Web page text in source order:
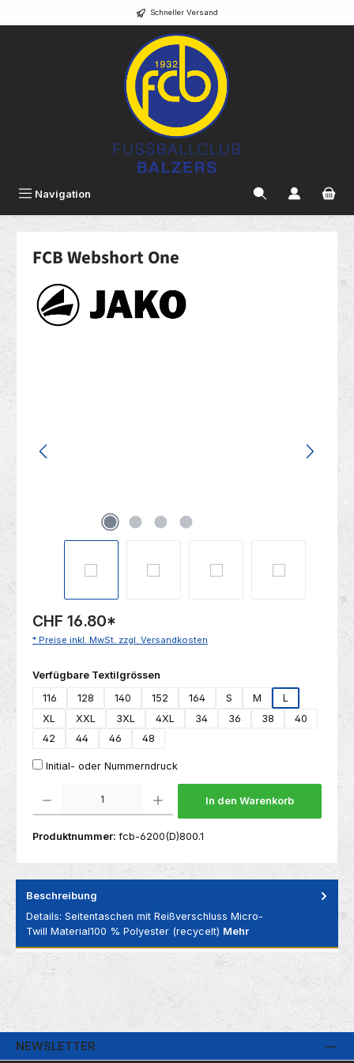
Schneller Versand
Navigation
FCB Webshort One
CHF 16.80*
* Preise inkl. MwSt. zzgl. Versandkosten
Verfügbare Textilgrössen
116
128 140 152 164 S M
L
XL
XXL 3XL 4XL 34 36 38
40
42
44 46 48
Initial- oder Nummerndruck
Produkt Anzahl: Gib den gewünschten Wert ein oder benutze die Schaltflächen um
In den Warenkorb
Produktnummer: fcb-6200(D)800.1
Beschreibung
Details: Seitentaschen mit Reißverschluss Micro-
Twill Material100 % Polyester (recycelt) Mehr
NEWSLETTER